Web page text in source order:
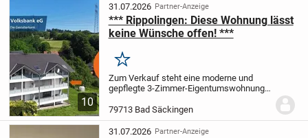
Wohnung überzeugt durch ihre helle und...
10
31.07.2026 Partner-Anzeige
*** Rippolingen: Diese Wohnung lässt
keine Wünsche offen! ***
Merken
Zum Verkauf steht eine moderne und
gepflegte 3-Zimmer-Eigentumswohnung
Säckingen-Rippolingen. Die im Jahr 2017
erbaute Wohnung überzeugt durch ihren
zeitgemäßen...
79713 Bad Säckingen
31.07.2026 Partner-Anzeige